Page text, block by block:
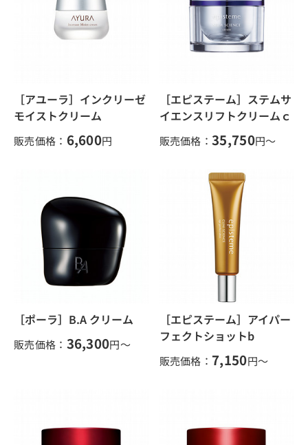
［アユーラ］インクリーゼ
モイストクリーム
販売価格： 6,600円
［エピステーム］ステムサ
イエンスリフトクリームｃ
販売価格： 35,750円～
［ポーラ］B.A クリーム
販売価格： 36,300円～
［エピステーム］アイパー
フェクトショットb
販売価格： 7,150円～